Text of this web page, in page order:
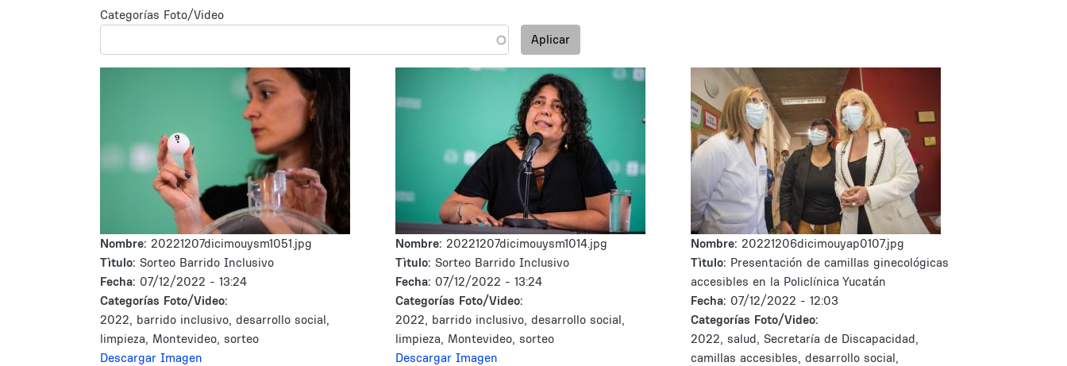
Categorías Foto/Video
Aplicar
Nombre: 20221207dicimouysm1051.jpg
Tìtulo: Sorteo Barrido Inclusivo
Fecha: 07/12/2022 - 13:24
Categorías Foto/Video:
2022, barrido inclusivo, desarrollo social,
limpieza, Montevideo, sorteo
Descargar Imagen
Nombre: 20221207dicimouysm1014.jpg
Tìtulo: Sorteo Barrido Inclusivo
Fecha: 07/12/2022 - 13:24
Categorías Foto/Video:
2022, barrido inclusivo, desarrollo social,
limpieza, Montevideo, sorteo
Descargar Imagen
Nombre: 20221206dicimouyap0107.jpg
Tìtulo: Presentación de camillas ginecológicas
accesibles en la Policlínica Yucatán
Fecha: 07/12/2022 - 12:03
Categorías Foto/Video:
2022, salud, Secretaría de Discapacidad,
camillas accesibles, desarrollo social,